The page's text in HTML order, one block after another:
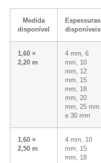
Medida
disponível
Espessuras
disponíveis
1,60 ×
2,20 m
4 mm, 6
mm, 10
mm, 12
mm, 15
mm, 18
mm, 20
mm, 25 mm
e 30 mm
1,60 ×
2,50 m
4 mm, 10
mm, 15
mm, 18